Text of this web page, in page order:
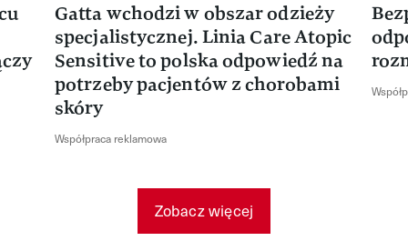
Gatta wchodzi w obszar odzieży
specjalistycznej. Linia Care Atopic
Sensitive to polska odpowiedź na
potrzeby pacjentów z chorobami
skóry
Współpraca reklamowa
Zobacz więcej